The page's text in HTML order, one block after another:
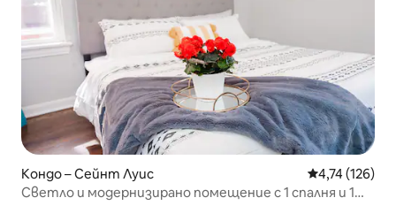
Кондо – Сейнт Луис Средна
4,74 (126)
Светло и модернизирано помещение с 1 спалня и 1